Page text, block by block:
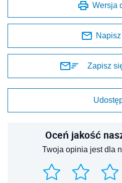
Wersja
Zapisz
Oceń jakość
Twoja opinia jest dla